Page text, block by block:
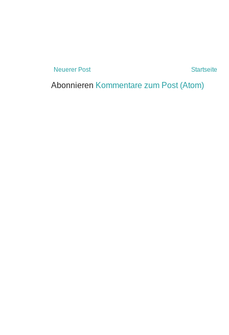
Neuerer Post Startseite
Abonnieren Kommentare zum Post (Atom)